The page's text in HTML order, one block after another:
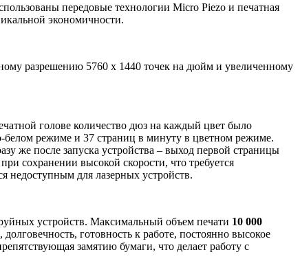
передовые технологии Micro Piezo и печатная
экономичности.
разрешению 5760 x 1440 точек на дюйм и увеличенному
голове количество дюз на каждый цвет было
белом режиме и 37 страниц в минуту в цветном режиме.
же после запуска устройства – выход первой страницы
сохранении высокой скорости, что требуется
недоступным для лазерных устройств.
устройств. Максимальный объем печати 10 000
готовность к работе, постоянно высокое
замятию бумаги, что делает работу с